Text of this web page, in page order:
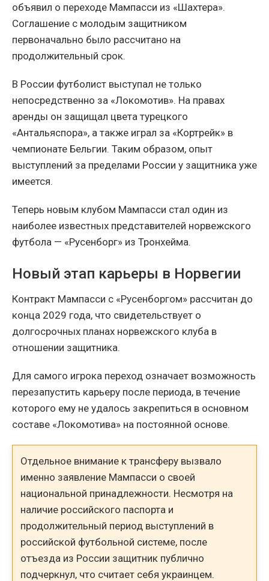
объявил о переходе Мампасси из «Шахтера».
Соглашение с молодым защитником
первоначально было рассчитано на
продолжительный срок.
В России футболист выступал не только
непосредственно за «Локомотив». На правах
аренды он защищал цвета турецкого
«Антальяспора», а также играл за «Кортрейк» в
чемпионате Бельгии. Таким образом, опыт
выступлений за пределами России у защитника уже
имеется.
Теперь новым клубом Мампасси стал один из
наиболее известных представителей норвежского
футбола — «Русенборг» из Тронхейма.
Новый этап карьеры в Норвегии
Контракт Мампасси с «Русенборгом» рассчитан до
конца 2029 года, что свидетельствует о
долгосрочных планах норвежского клуба в
отношении защитника.
Для самого игрока переход означает возможность
перезапустить карьеру после периода, в течение
которого ему не удалось закрепиться в основном
составе «Локомотива» на постоянной основе.
Отдельное внимание к трансферу вызвало
именно заявление Мампасси о своей
национальной принадлежности. Несмотря на
наличие российского паспорта и
продолжительный период выступлений в
российской футбольной системе, после
отъезда из России защитник публично
подчеркнул, что считает себя украинцем.